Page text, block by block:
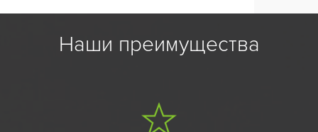
Наши преимущества